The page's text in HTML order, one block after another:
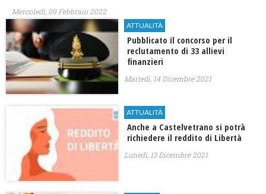
Mercoledì, 09 Febbraio 2022
ATTUALITÀ
Pubblicato il concorso per il
reclutamento di 33 allievi
finanzieri
Martedì, 14 Dicembre 2021
ATTUALITÀ
Anche a Castelvetrano si potrà
richiedere il reddito di Libertà
Lunedì, 13 Dicembre 2021